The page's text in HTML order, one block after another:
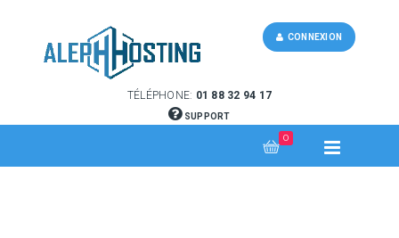
TÉLÉPHONE: 01 88 32 94 17
SUPPORT
CONNEXION
0